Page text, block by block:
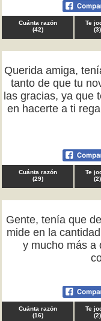
Cuánta razón
(42)
Te
(3)
Querida amiga,
tanto de que tu
las gracias, ya que
en hacerte a ti
Cuánta razón
(29)
Te
(2)
Gente, tenía que
mide en la
y mucho más a
Cuánta razón
(16)
Te
(2)